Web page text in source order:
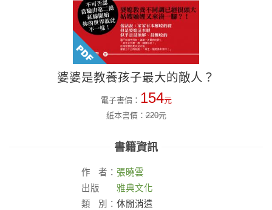
婆婆是教養孩子最大的敵人？
電子書價： 154元
紙本書價：220元
書籍資訊
作 者： 張曉雲
出版
社：
雅典文化
類
別： 休閒消遣